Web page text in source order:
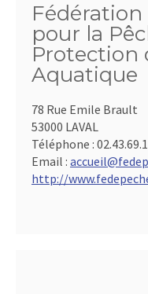
pour la
Protection
Aquatique
78 Rue Emile Brault
53000 LAVAL
Téléphone :
Email :
http://